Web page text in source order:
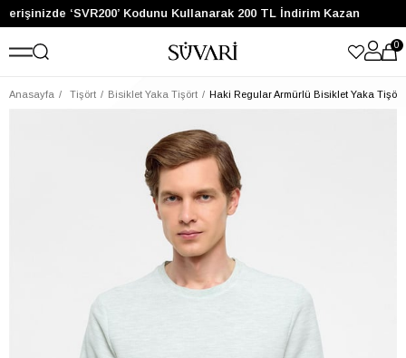
‘SVR200’ Kodunu Kullanarak 200 TL İndirim Kazan
0
Anasayfa Tişört Bisiklet Yaka Tişört Haki Regular Armürlü Bisiklet Yaka Tişört